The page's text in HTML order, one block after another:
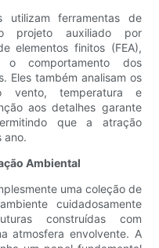
utilizam ferramentas de
projeto auxiliado por
elementos finitos (FEA),
comportamento dos
Eles também analisam os
vento, temperatura e
aos detalhes garante
que a atração
ano.
Ambiental
uma coleção de
cuidadosamente
construídas com
atmosfera envolvente. A